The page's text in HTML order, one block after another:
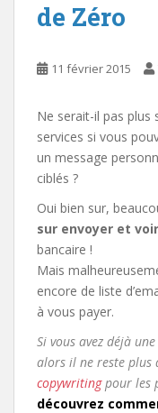
de Zéro
11 février 2015
Ne serait-il pas plus
services si vous
un message
ciblés ?
Oui bien sur,
sur envoyer et
bancaire !
Mais
encore de liste
à vous payer.
Si vous avez déjà
alors il ne reste plus
copywritingpour les
découvrez